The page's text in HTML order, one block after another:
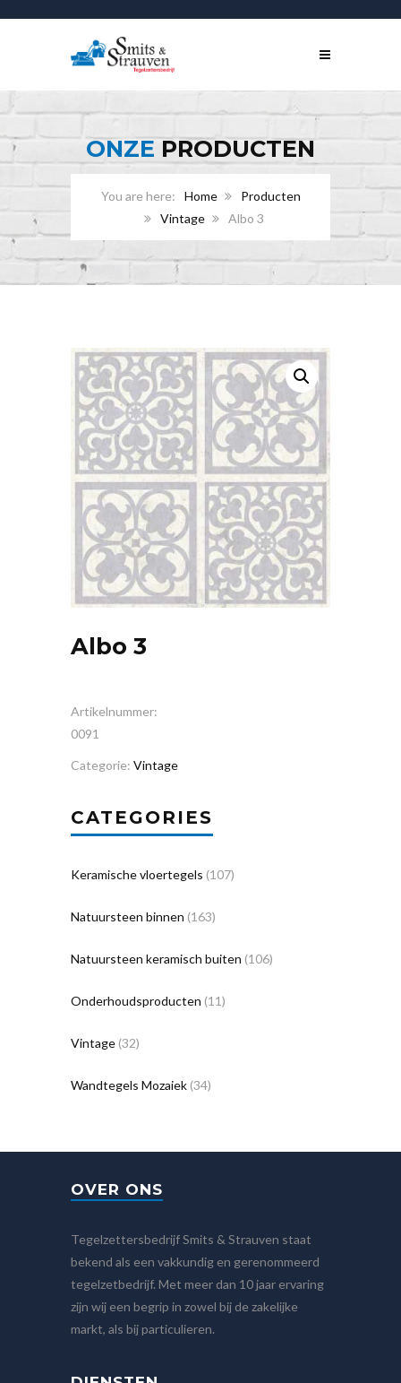
ONZEPRODUCTEN
Home
Producten
Vintage
Albo 3
Albo 3
Artikelnummer:
0091
Categorie: Vintage
CATEGORIES
Keramische vloertegels (107)
Natuursteen binnen (163)
Natuursteen keramisch buiten (106)
Onderhoudsproducten (11)
Vintage (32)
Wandtegels Mozaiek (34)
OVER ONS
Tegelzettersbedrijf Smits & Strauven staat
bekend als een vakkundig en gerenommeerd
tegelzetbedrijf. Met meer dan 10 jaar ervaring
zijn wij een begrip in zowel bij de zakelijke
markt, als bij particulieren.